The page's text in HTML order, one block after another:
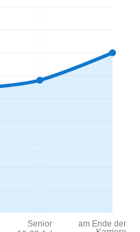
Senior
am Ende der